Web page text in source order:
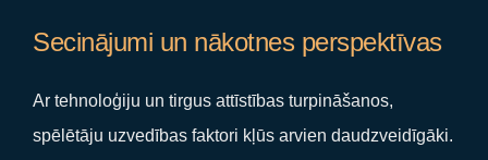
Secinājumi un nākotnes perspektīvas
Ar tehnoloģiju un tirgus attīstības turpināšanos,
spēlētāju uzvedības faktori kļūs arvien daudzveidīgāki.